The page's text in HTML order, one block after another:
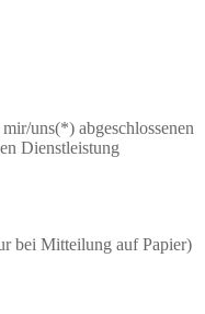
uns(*) abgeschlossenen
Dienstleistung
bei Mitteilung auf Papier)